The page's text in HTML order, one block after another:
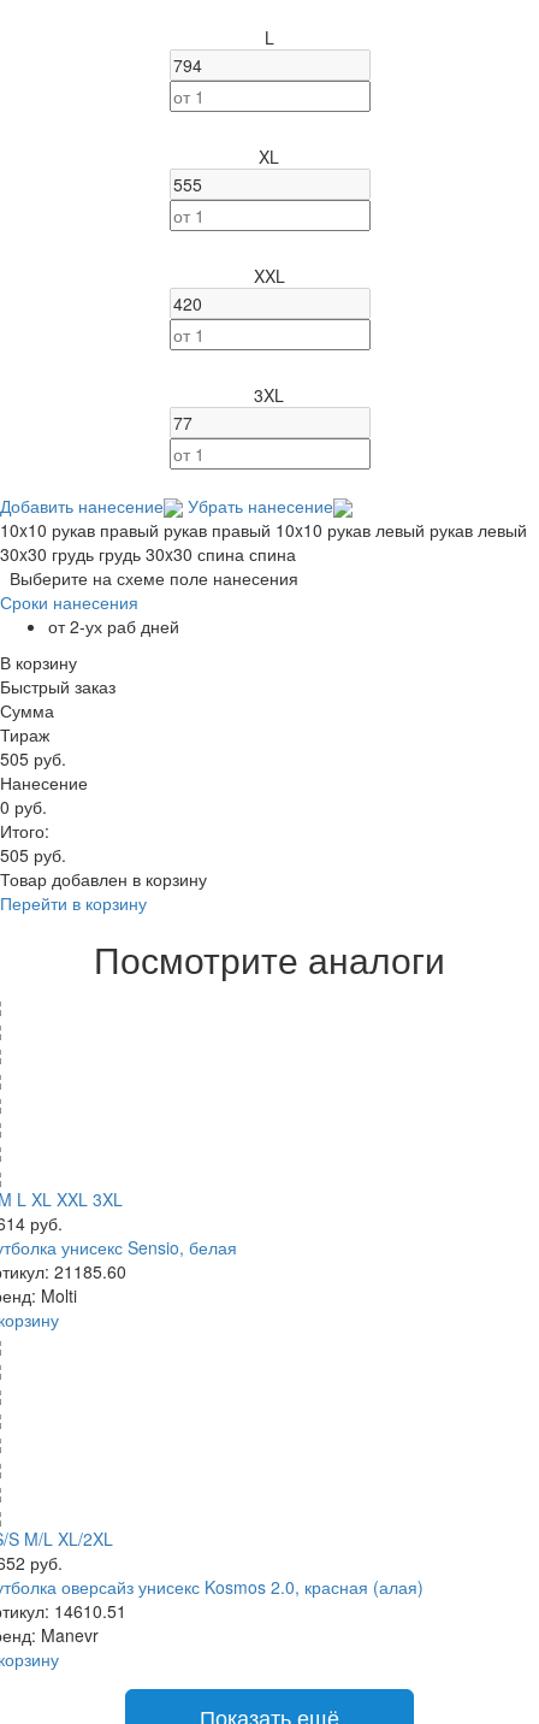
L
XL
XXL
3XL
Добавить нанесение
Убрать нанесение
10x10 рукав правый рукав правый 10x10 рукав левый рукав левый
30x30 грудь грудь 30x30 спина спина
Выберите на схеме поле нанесения
Сроки нанесения
от 2-ух раб дней
В корзину
Быстрый заказ
Сумма
Тираж
505 руб.
Нанесение
0 руб.
Итого:
505 руб.
Товар добавлен в корзину
Перейти в корзину
Посмотрите аналоги
L XL XXL 3XL
руб.
унисекс Sensio, белая
21185.60
Molti
S M/L XL/2XL
руб.
оверсайз унисекс Kosmos 2.0, красная (алая)
14610.51
Manevr
Показать ещё